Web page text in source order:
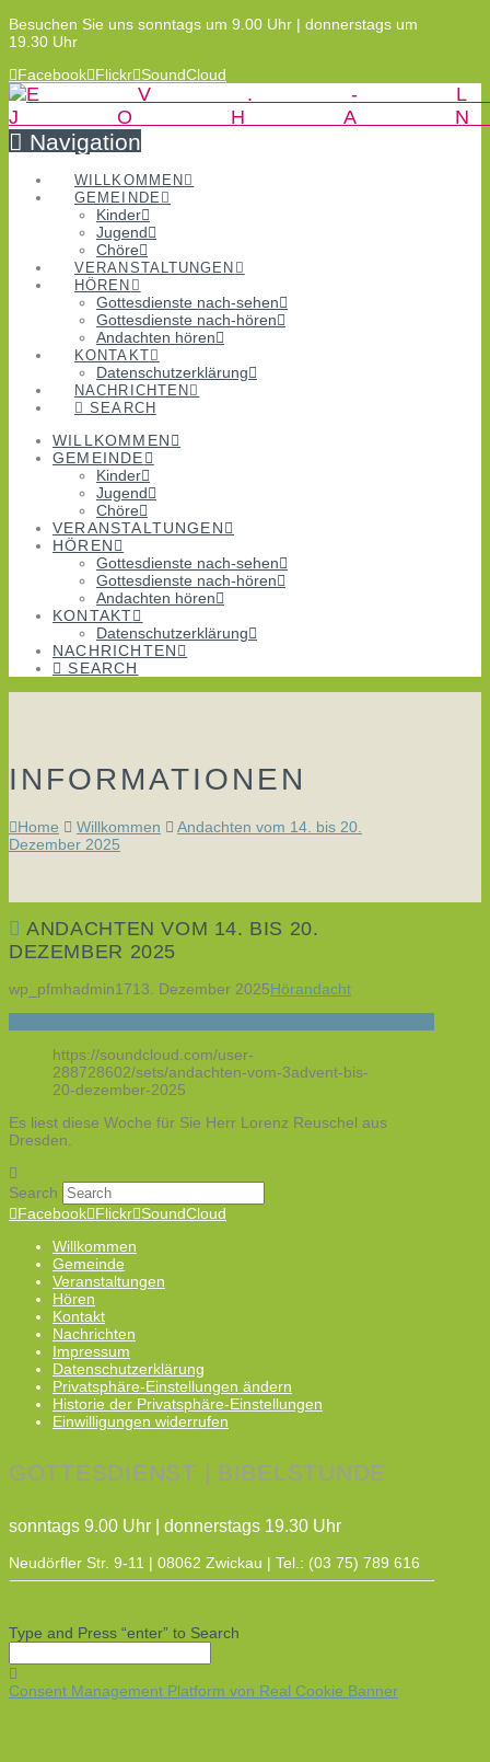
Besuchen Sie uns sonntags um 9.00 Uhr | donnerstags um
19.30 Uhr
Facebook Flickr SoundCloud
Navigation
WILLKOMMEN
GEMEINDE
Kinder
Jugend
Chöre
VERANSTALTUNGEN
HÖREN
Gottesdienste nach-sehen
Gottesdienste nach-hören
Andachten hören
KONTAKT
Datenschutzerklärung
NACHRICHTEN
SEARCH
WILLKOMMEN
GEMEINDE
Kinder
Jugend
Chöre
VERANSTALTUNGEN
HÖREN
Gottesdienste nach-sehen
Gottesdienste nach-hören
Andachten hören
KONTAKT
Datenschutzerklärung
NACHRICHTEN
SEARCH
INFORMATIONEN
Home Willkommen
Andachten vom 14. bis 20.
Dezember 2025
ANDACHTEN VOM 14. BIS 20.
DEZEMBER 2025
wp_pfmhadmin1713. Dezember 2025Hörandacht
https://soundcloud.com/user-
288728602/sets/andachten-vom-3advent-bis-
20-dezember-2025
Es liest diese Woche für Sie Herr Lorenz Reuschel aus
Dresden.
Search
Facebook Flickr SoundCloud
Willkommen
Gemeinde
Veranstaltungen
Hören
Kontakt
Nachrichten
Impressum
Datenschutzerklärung
Privatsphäre-Einstellungen ändern
Historie der Privatsphäre-Einstellungen
Einwilligungen widerrufen
GOTTESDIENST | BIBELSTUNDE
sonntags 9.00 Uhr | donnerstags 19.30 Uhr
Neudörfler Str. 9-11 | 08062 Zwickau | Tel.: (03 75) 789 616
Type and Press “enter” to Search
Consent Management Platform von Real Cookie Banner